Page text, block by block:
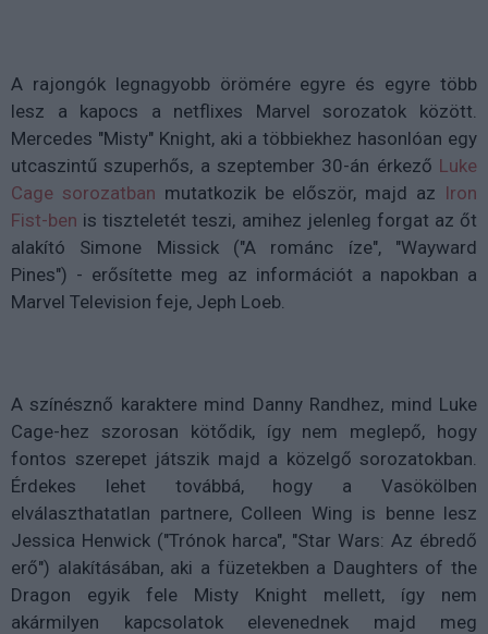
A rajongók legnagyobb örömére egyre és egyre több
lesz a kapocs a netflixes Marvel sorozatok között.
Mercedes "Misty" Knight, aki a többiekhez hasonlóan egy
utcaszintű szuperhős, a szeptember 30-án érkező Luke
Cage sorozatban mutatkozik be először, majd az Iron
Fist-ben is tiszteletét teszi, amihez jelenleg forgat az őt
alakító Simone Missick ("A románc íze", "Wayward
Pines") - erősítette meg az információt a napokban a
Marvel Television feje, Jeph Loeb.
A színésznő karaktere mind Danny Randhez, mind Luke
Cage-hez szorosan kötődik, így nem meglepő, hogy
fontos szerepet játszik majd a közelgő sorozatokban.
Érdekes lehet továbbá, hogy a Vasökölben
elválaszthatatlan partnere, Colleen Wing is benne lesz
Jessica Henwick ("Trónok harca", "Star Wars: Az ébredő
erő") alakításában, aki a füzetekben a Daughters of the
Dragon egyik fele Misty Knight mellett, így nem
akármilyen kapcsolatok elevenednek majd meg